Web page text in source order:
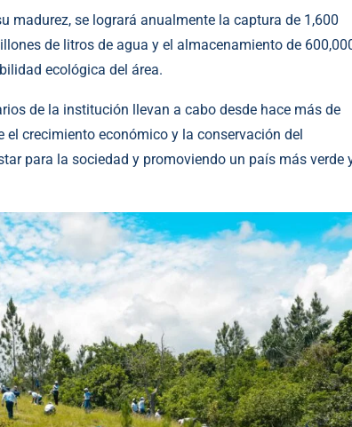
madurez, se logrará anualmente la captura de 1,600
de litros de agua y el almacenamiento de
ecológica del área.
de la institución llevan a cabo desde hace más de
crecimiento económico y la conservación del
para la sociedad y promoviendo un país más verde